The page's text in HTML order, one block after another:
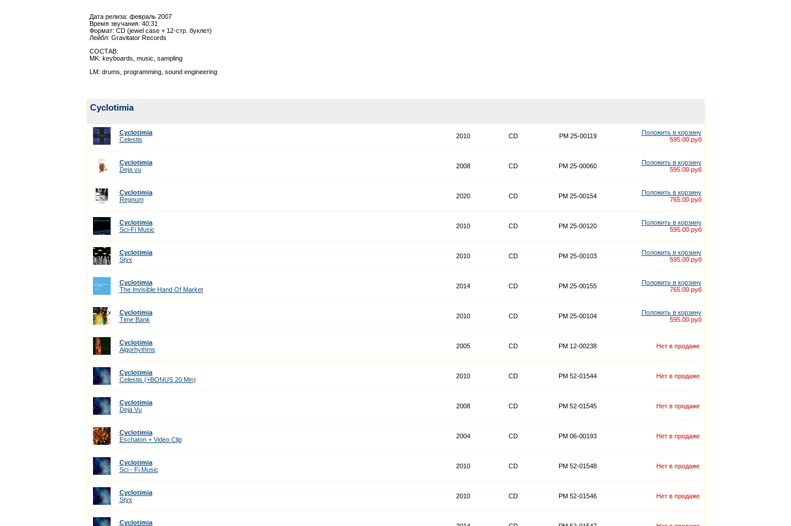
Дата релиза: февраль 2007
Время звучания: 40:31
Формат: CD (jewel case + 12-стр. буклет)
Лейбл: Gravitator Records
СОСТАВ:
MK: keyboards, music, sampling
LM: drums, programming, sound engineering
Cyclotimia
Cyclotimia
Celestis
2010 CD PM 25-00119
Положить в корзину
595.00 руб
Cyclotimia
Deja vu
2008 CD PM 25-00060
Положить в корзину
595.00 руб
Cyclotimia
Regnum
2020 CD PM 25-00154
Положить в корзину
765.00 руб
Cyclotimia
Sci-Fi Music
2010 CD PM 25-00120
Положить в корзину
595.00 руб
Cyclotimia
Styx
2010 CD PM 25-00103
Положить в корзину
595.00 руб
Cyclotimia
The Invisible Hand Of Market
2014 CD PM 25-00155
Положить в корзину
765.00 руб
Cyclotimia
Time Bank
2010 CD PM 25-00104
Положить в корзину
595.00 руб
Cyclotimia
Algorhythms
2005 CD PM 12-00238 Нет в продаже
Cyclotimia
Celestis (+BONUS 20 Min)
2010 CD PM 52-01544 Нет в продаже
Cyclotimia
Deja Vu
2008 CD PM 52-01545 Нет в продаже
Cyclotimia
Eschaton + Video Clip
2004 CD PM 06-00193 Нет в продаже
Cyclotimia
Sci - Fi Music
2010 CD PM 52-01548 Нет в продаже
Cyclotimia
Styx
2010 CD PM 52-01546 Нет в продаже
Cyclotimia